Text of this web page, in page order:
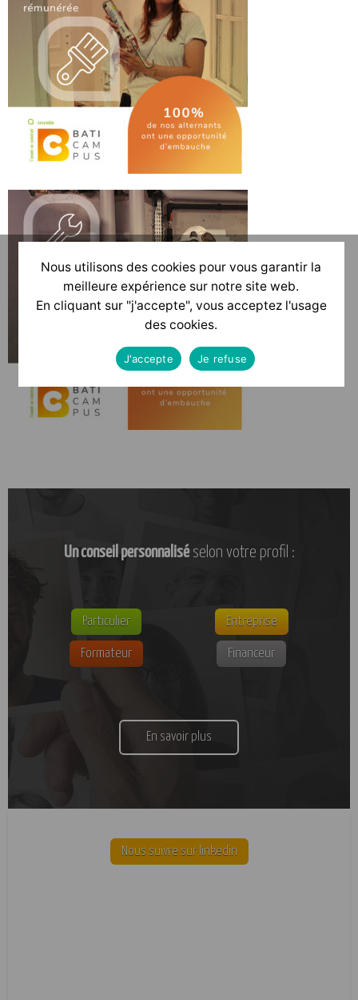
Un conseil personnaliséselon votre profil :
Particulier Entreprise
Formateur Financeur
En savoir plus
Nous suivre sur linkedin
Nous utilisons des cookies pour vous garantir la
meilleure expérience sur notre site web.
En cliquant sur "j'accepte", vous acceptez l'usage
des cookies.
J'accepte Je refuse